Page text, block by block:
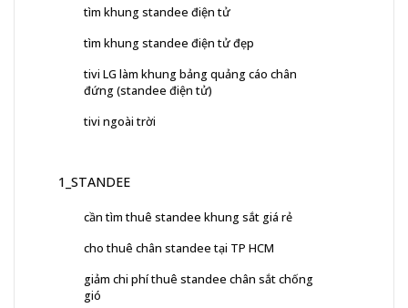
tìm khung standee điện tử
tìm khung standee điện tử đẹp
tivi LG làm khung bảng quảng cáo chân
đứng (standee điện tử)
tivi ngoài trời
1_STANDEE
cần tìm thuê standee khung sắt giá rẻ
cho thuê chân standee tại TP HCM
giảm chi phí thuê standee chân sắt chống
gió